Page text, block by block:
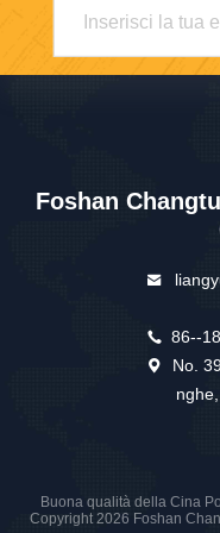
Foshan
86--
No.
Buona qualità della Cina
Copyright 2026 Foshan